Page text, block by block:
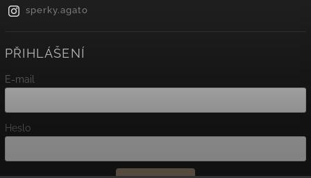
sperky.agato
PŘIHLÁŠENÍ
E-mail
Heslo